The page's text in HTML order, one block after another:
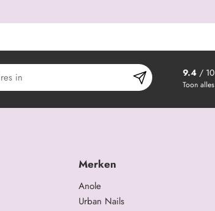
9.4/ 10
Toon alles
Merken
Anole
Urban Nails